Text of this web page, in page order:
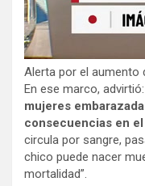
Alerta por el aumento
En ese marco, advirtió:
mujeres
consecuencias en
circula por sangre,
chico puede nacer
mortalidad”.